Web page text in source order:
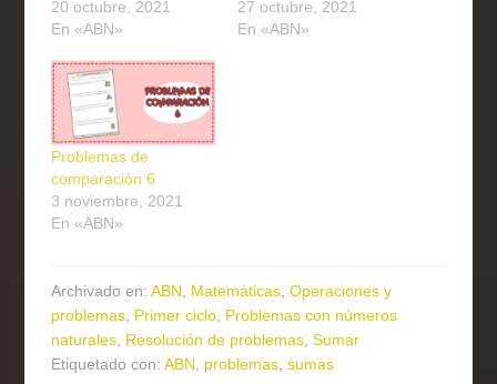
20 octubre, 2021
En «ABN»
27 octubre, 2021
En «ABN»
Problemas de
comparación 6
3 noviembre, 2021
En «ABN»
Archivado en:ABN Matemáticas ,Operaciones y
problemas Primer ciclo Problemas con números
naturales Resolución de problemas ,Sumar
Etiquetado con:ABN problemas ,sumas